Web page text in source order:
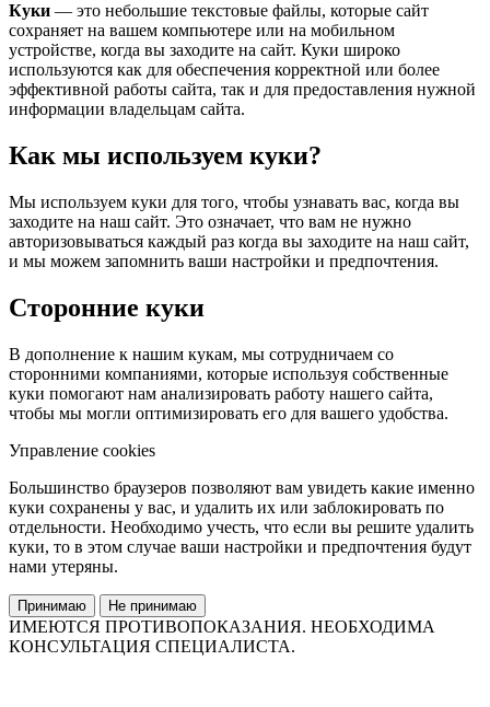
Куки — это небольшие текстовые файлы, которые сайт
сохраняет на вашем компьютере или на мобильном
устройстве, когда вы заходите на сайт. Куки широко
используются как для обеспечения корректной или более
эффективной работы сайта, так и для предоставления нужной
информации владельцам сайта.
Как мы используем куки?
Мы используем куки для того, чтобы узнавать вас, когда вы
заходите на наш сайт. Это означает, что вам не нужно
авторизовываться каждый раз когда вы заходите на наш сайт,
и мы можем запомнить ваши настройки и предпочтения.
Сторонние куки
В дополнение к нашим кукам, мы сотрудничаем со
сторонними компаниями, которые используя собственные
куки помогают нам анализировать работу нашего сайта,
чтобы мы могли оптимизировать его для вашего удобства.
Управление cookies
Большинство браузеров позволяют вам увидеть какие именно
куки сохранены у вас, и удалить их или заблокировать по
отдельности. Необходимо учесть, что если вы решите удалить
куки, то в этом случае ваши настройки и предпочтения будут
нами утеряны.
Принимаю Не принимаю
ИМЕЮТСЯ ПРОТИВОПОКАЗАНИЯ. НЕОБХОДИМА
КОНСУЛЬТАЦИЯ СПЕЦИАЛИСТА.